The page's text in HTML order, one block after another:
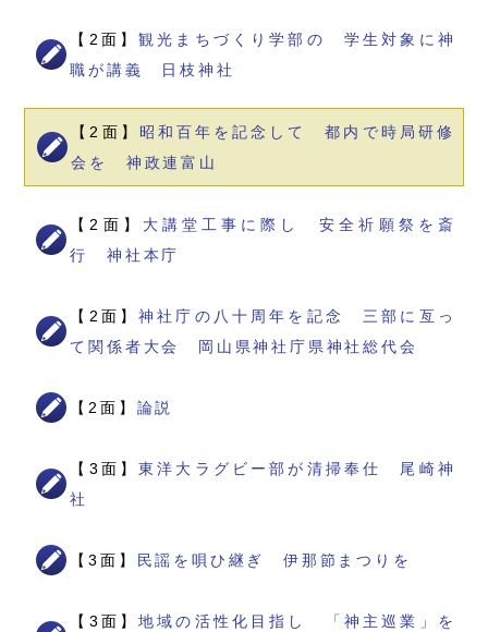
【2面】観光まちづくり学部の 学生対象に神
職が講義 日枝神社
【2面】 昭和百年を記念して 都内で時局研修
会を 神政連富山
【2面】 大講堂工事に際し 安全祈願祭を斎
行 神社本庁
【2面】神社庁の八十周年を記念 三部に亙っ
て関係者大会 岡山県神社庁県神社総代会
【2面】 論説
【3面】東洋大ラグビー部が清掃奉仕 尾崎神
社
【3面】 民謡を唄ひ継ぎ 伊那節まつりを
【3面】地域の活性化目指し 「神主巡業」を